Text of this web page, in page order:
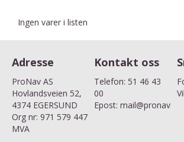
Ingen varer i listen
Adresse
ProNav AS
Hovlandsveien 52,
4374 EGERSUND
Org nr: 971 579 447
MVA
Kontakt oss
Telefon: 51 46 43
00
Epost:mail@pronav.no